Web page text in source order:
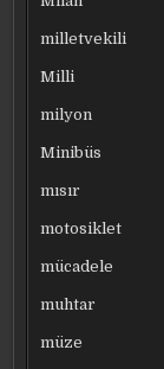
milletvekili
Milli
milyon
Minibüs
mısır
motosiklet
mücadele
muhtar
müze